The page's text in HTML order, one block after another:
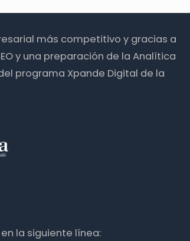
más competitivo y gracias a
y una preparación de la Analítica
programa Xpande Digital de la
la siguiente línea: